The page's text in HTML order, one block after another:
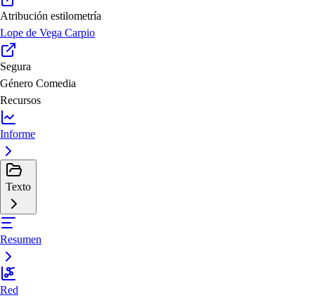
Atribución estilometría
Lope de Vega Carpio
Segura
Género Comedia
Recursos
Informe
Texto
Resumen
Red